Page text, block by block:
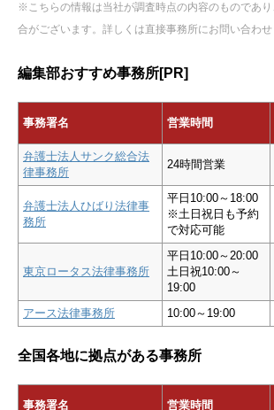
※こちらの情報は当社が調査時点の内容のものであ
合がございます。詳しくは直接事務所にお問い合わせ
編集部おすすめ事務所[PR]
事務署名 営業時間
弁護士法人サンク総合法
律事務所
24時間営業
弁護士法人ひばり法律事
務所
平日10:00～18:00
※土日祝日も予約
で対応可能
東京ロータス法律事務所
平日10:00～20:00
土日祝10:00～
19:00
アース法律事務所 10:00～19:00
全国各地に拠点がある事務所
事務署名 営業時間